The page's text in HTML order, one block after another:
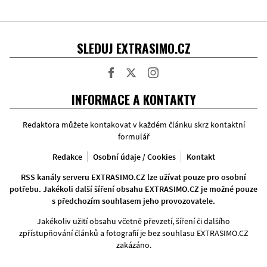
SLEDUJ EXTRASIMO.CZ
INFORMACE A KONTAKTY
Redaktora můžete kontakovat v každém článku skrz kontaktní
formulář
Redakce
Osobní údaje / Cookies
Kontakt
RSS kanály serveru EXTRASIMO.CZ lze užívat pouze pro osobní
potřebu. Jakékoli další šíření obsahu EXTRASIMO.CZ je možné pouze
s předchozím souhlasem jeho provozovatele.
Jakékoliv užití obsahu včetně převzetí, šíření či dalšího
zpřístupňování článků a fotografií je bez souhlasu EXTRASIMO.CZ
zakázáno.